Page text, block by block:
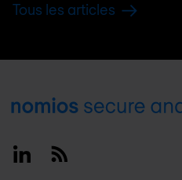
Tous les articles
Footer
LinkedinRSS